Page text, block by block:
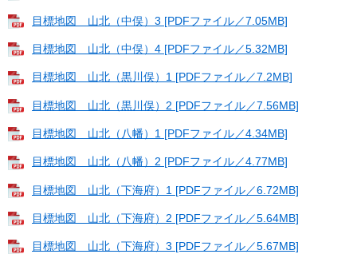
目標地図 山北（中俣）3 [PDFファイル／7.05MB]
目標地図 山北（中俣）4 [PDFファイル／5.32MB]
目標地図 山北（黒川俣）1 [PDFファイル／7.2MB]
目標地図 山北（黒川俣）2 [PDFファイル／7.56MB]
目標地図 山北（八幡）1 [PDFファイル／4.34MB]
目標地図 山北（八幡）2 [PDFファイル／4.77MB]
目標地図 山北（下海府）1 [PDFファイル／6.72MB]
目標地図 山北（下海府）2 [PDFファイル／5.64MB]
目標地図 山北（下海府）3 [PDFファイル／5.67MB]